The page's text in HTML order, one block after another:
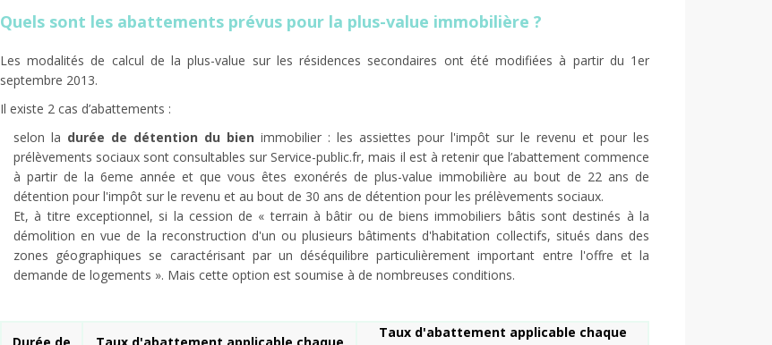
Quels sont les abattements prévus pour la plus-value immobilière ?
Les modalités de calcul de la plus-value sur les résidences secondaires ont été modifiées à partir du 1er
septembre 2013.
Il existe 2 cas d’abattements :
selon la durée de détention du bien immobilier : les assiettes pour l'impôt sur le revenu et pour les
prélèvements sociaux sont consultables sur Service-public.fr, mais il est à retenir que l’abattement commence
à partir de la 6eme année et que vous êtes exonérés de plus-value immobilière au bout de 22 ans de
détention pour l'impôt sur le revenu et au bout de 30 ans de détention pour les prélèvements sociaux.
Et, à titre exceptionnel, si la cession de « terrain à bâtir ou de biens immobiliers bâtis sont destinés à la
démolition en vue de la reconstruction d'un ou plusieurs bâtiments d'habitation collectifs, situés dans des
zones géographiques se caractérisant par un déséquilibre particulièrement important entre l'offre et la
demande de logements ». Mais cette option est soumise à de nombreuses conditions.
Taux d'abattement applicable chaque